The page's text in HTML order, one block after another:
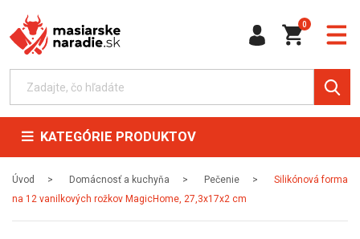
0
KATEGÓRIE PRODUKTOV
Úvod Domácnosť a kuchyňa Pečenie
Silikónová forma
na 12 vanilkových rožkov MagicHome, 27,3x17x2 cm